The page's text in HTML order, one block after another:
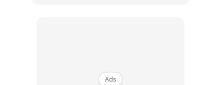
Sediakan kuali/periuk agak besar , cairkan margerine,
Ads